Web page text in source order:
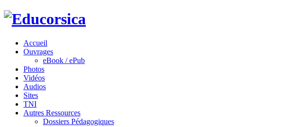
Accueil
Ouvrages
eBook / ePub
Photos
Vidéos
Audios
Sites
TNI
Autres Ressources
Dossiers Pédagogiques